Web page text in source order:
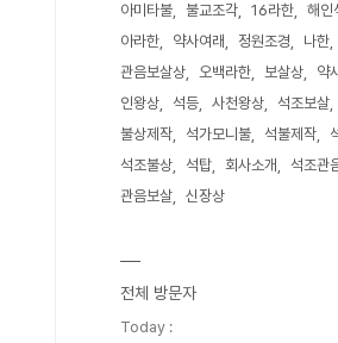
아미타불 불교조각 16라한
해인
아라한
약사여래 정원조경
나한
관음보살상
오백라한 보살상
약
인왕상
석등 사천왕상
석조보살
불상제작
석가모니불 석불제작
석조불상
석탑 회사소개
석조관
관음보살
신장상
전체 방문자
Today :